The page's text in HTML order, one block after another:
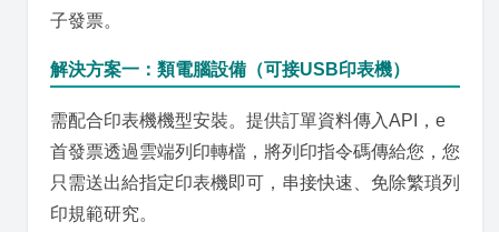
子發票。
解決方案一：類電腦設備（可接USB印表機）
需配合印表機機型安裝。提供訂單資料傳入API，e
首發票透過雲端列印轉檔，將列印指令碼傳給您，您
只需送出給指定印表機即可，串接快速、免除繁瑣列
印規範研究。